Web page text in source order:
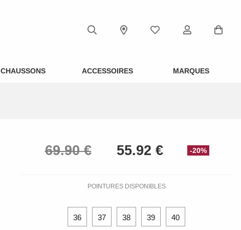
CHAUSSONS ACCESSOIRES MARQUES
-20%
POINTURES DISPONIBLES
36 37 38 39 40